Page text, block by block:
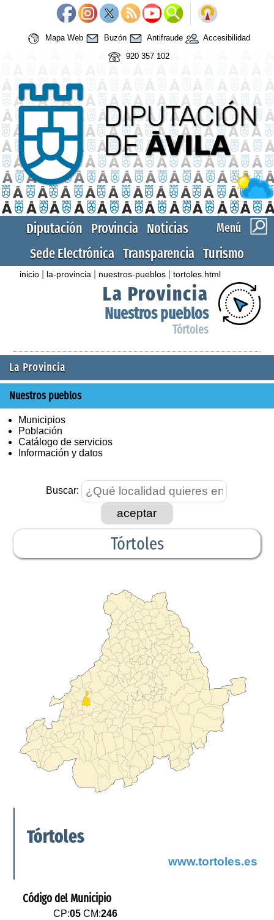
Mapa Web Buzón Antifraude
Accesibilidad
920 357 102
Menú
Diputación Provincia Noticias
Sede Electrónica Transparencia Turismo
inicio la-provincia nuestros-pueblos |tortoles.html
La Provincia
Nuestros pueblos
Tórtoles
La Provincia
Nuestros pueblos
Municipios
Población
Catálogo de servicios
Información y datos
Buscar:
aceptar
Tórtoles
Tórtoles
www.tortoles.es
Código del Municipio
CP:05 CM:246